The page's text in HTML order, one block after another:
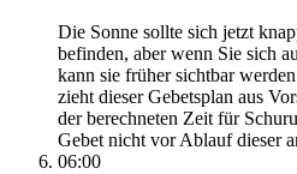
Die Sonne sollte sich jetzt
befinden, aber wenn Sie sich
kann sie früher sichtbar
zieht dieser Gebetsplan aus
der berechneten Zeit für
Gebet nicht vor Ablauf dieser
06:00